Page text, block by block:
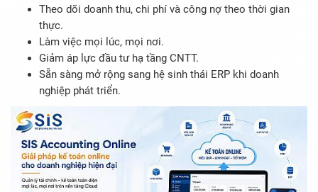
Theo dõi doanh thu, chi phí và công nợ theo thời gian
thực.
Làm việc mọi lúc, mọi nơi.
Giảm áp lực đầu tư hạ tầng CNTT.
Sẵn sàng mở rộng sang hệ sinh thái ERP khi doanh
nghiệp phát triển.